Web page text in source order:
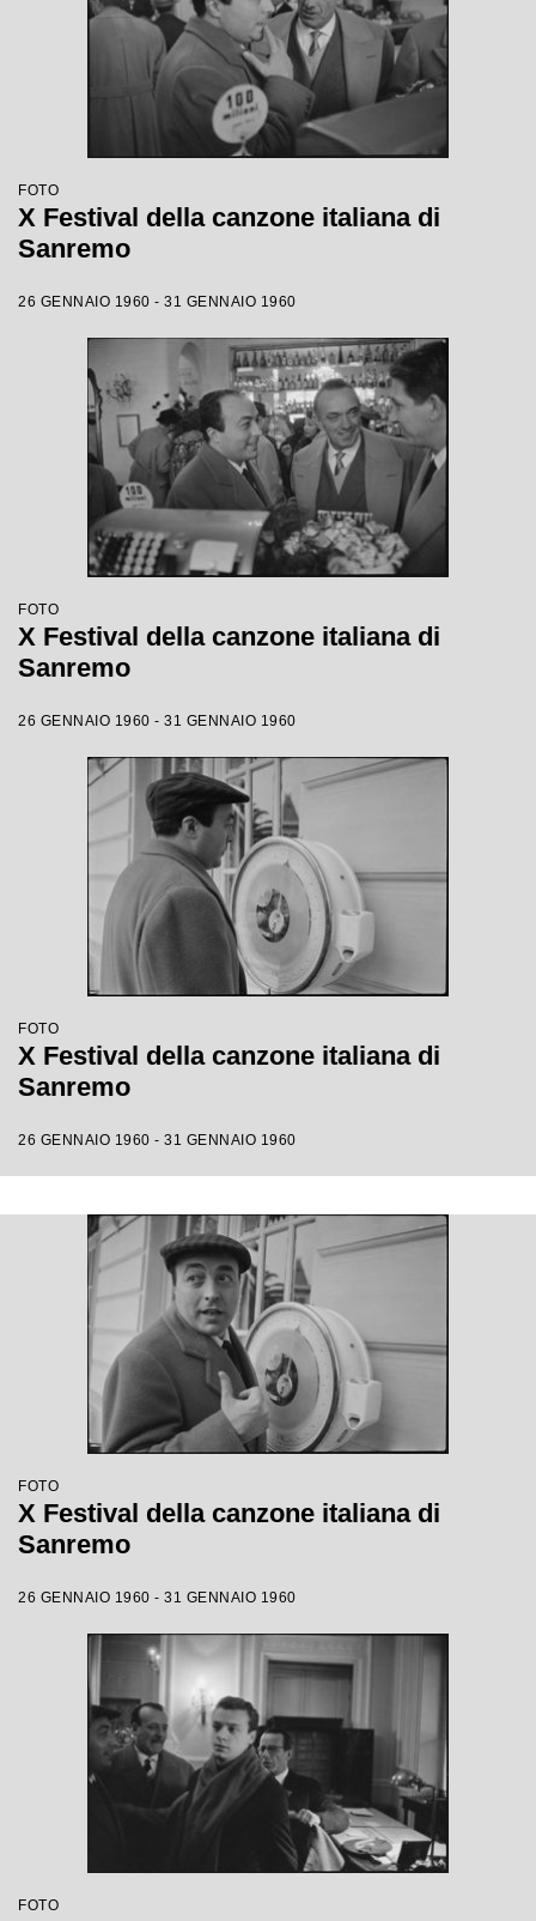
FOTO
X Festival della canzone italiana di
Sanremo
26 GENNAIO 1960 - 31 GENNAIO 1960
FOTO
X Festival della canzone italiana di
Sanremo
26 GENNAIO 1960 - 31 GENNAIO 1960
FOTO
X Festival della canzone italiana di
Sanremo
26 GENNAIO 1960 - 31 GENNAIO 1960
FOTO
X Festival della canzone italiana di
Sanremo
26 GENNAIO 1960 - 31 GENNAIO 1960
FOTO